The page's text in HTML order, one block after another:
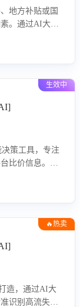
地方补贴或国
。通过AI大模
生效中
策工具，专注
比价信息。该
行为。通过提
🔥热卖
造，通过AI大
识别高流失风